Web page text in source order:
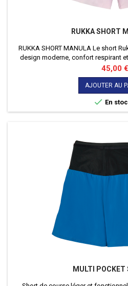
RUKKA SHORT
RUKKA SHORT MANULA Le short
design moderne, confort respirant
toutes vos
Prix
45,00 €
AJOUTER AU
 En
MULTI POCKET